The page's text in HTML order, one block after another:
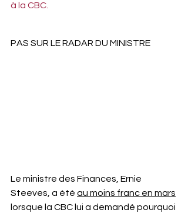
à la CBC.
PAS SUR LE RADAR DU MINISTRE
Le ministre des Finances, Ernie
Steeves, a été au moins franc en mars
lorsque la CBC lui a demandé pourquoi